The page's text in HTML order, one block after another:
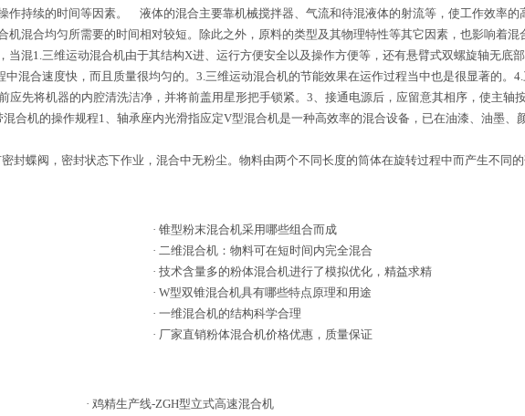
作持续的时间等因素。 液体的混合主要靠机械搅拌器、气流和待混液体的射流等，使工作效率的
混合均匀所需要的时间相对较短。除此之外，原料的类型及其物理特性等其它因素，也影响着混
混1.三维运动混合机由于其结构X进、运行方便安全以及操作方便等，还有悬臂式双螺旋轴无底
混合速度快，而且质量很均匀的。3.三维运动混合机的节能效果在运作过程当中也是很显著的。
先将机器的内腔清洗洁净，并将前盖用星形把手锁紧。3、接通电源后，应留意其相序，使主轴
合机的操作规程1、轴承座内光滑指应定V型混合机是一种高效率的混合设备，已在油漆、油墨、
蝶阀，密封状态下作业，混合中无粉尘。物料由两个不同长度的筒体在旋转过程中而产生不同
· 锥型粉末混合机采用哪些组合而成
· 二维混合机：物料可在短时间内完全混合
· 技术含量多的粉体混合机进行了模拟优化，精益求精
· W型双锥混合机具有哪些特点原理和用途
· 一维混合机的结构科学合理
· 厂家直销粉体混合机价格优惠，质量保证
· 鸡精生产线-ZGH型立式高速混合机